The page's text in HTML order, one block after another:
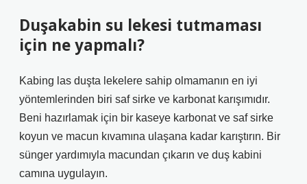
Duşakabin su lekesi tutmaması
için ne yapmalı?
Kabing las duşta lekelere sahip olmamanın en iyi
yöntemlerinden biri saf sirke ve karbonat karışımıdır.
Beni hazırlamak için bir kaseye karbonat ve saf sirke
koyun ve macun kıvamına ulaşana kadar karıştırın. Bir
sünger yardımıyla macundan çıkarın ve duş kabini
camına uygulayın.